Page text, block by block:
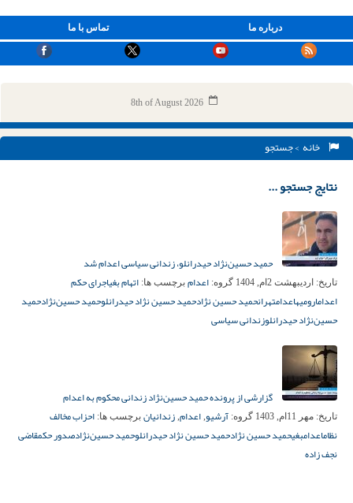
تماس با ما درباره ما
8th of August 2026
خانه > جستجو
نتایج جستجو ...
حمید حسین‌نژاد حیدرانلو، زندانی سیاسی اعدام شد
تاریخ: اردیبهشت 2ام, 1404 گروه: اعدام برچسب ها: اتهام بغیاجرای حکم
اعدامارومیهاعدامتهرانحمید حسین نژادحمید حسین‌ نژاد حیدرانلوحمید حسین‌نژادحمید
حسین‌نژاد حیدرانلوزندانی سیاسی
گزارشی از پرونده حمید حسین‌نژاد زندانی محکوم به اعدام
تاریخ: مهر 11ام, 1403 گروه: آرشیو, اعدام, زندانیان برچسب ها: احزاب مخالف
نظاماعدامبغیحمید حسین نژادحمید حسین‌ نژاد حیدرانلوحمید حسین‌نژادصدور حکمقاضی
نجف زاده